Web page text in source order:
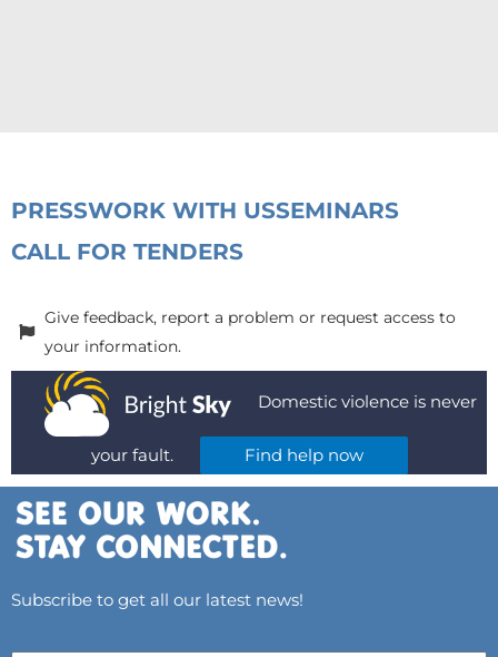
PRESSWORK WITH USSEMINARS
CALL FOR TENDERS
Give feedback, report a problem or request access to
your information.
Domestic violence is never
your fault. Find help now
Subscribe to get all our latest news!